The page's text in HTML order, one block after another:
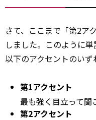
さて、ここまで「第2ア
しました。このように
以下のアクセントのいず
第1アクセント
最も強く目立って聞
第2アクセント